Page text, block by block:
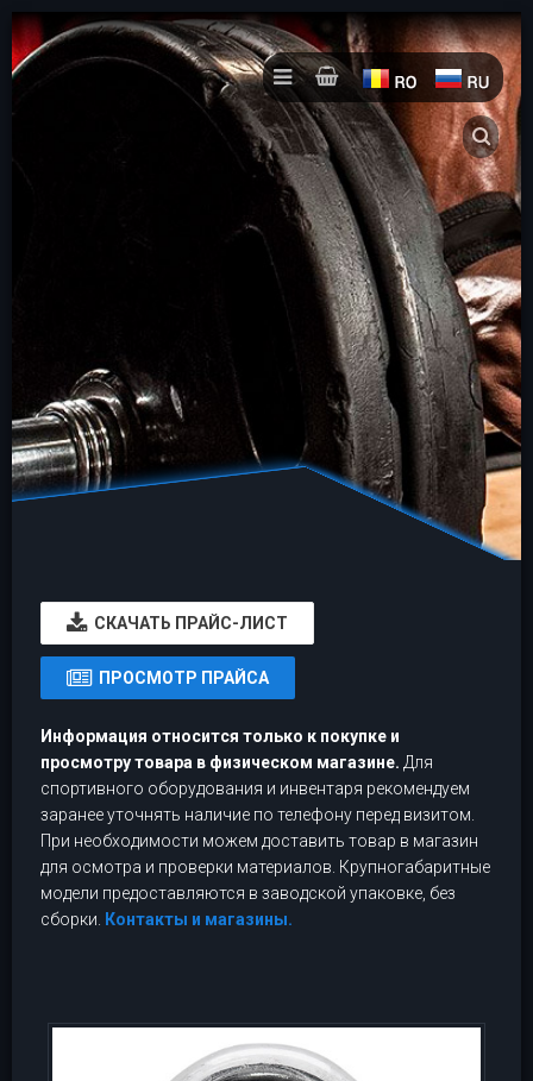
CКАЧАТЬ ПРАЙС-ЛИСТ
ПРОСМОТР ПРАЙСА
Информация относится только к покупке и
просмотру товара в физическом магазине. Для
спортивного оборудования и инвентаря рекомендуем
заранее уточнять наличие по телефону перед визитом.
При необходимости можем доставить товар в магазин
для осмотра и проверки материалов. Крупногабаритные
модели предоставляются в заводской упаковке, без
сборки.
Контакты и магазины.